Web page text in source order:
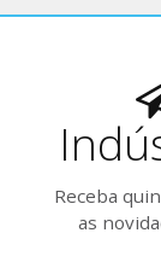
Receba
as